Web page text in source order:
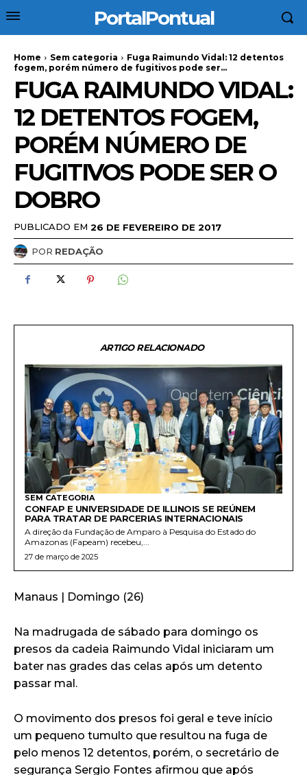
PortalPontual
Home Sem categoria
Fuga Raimundo Vidal: 12 detentos
fogem, porém número de fugitivos pode ser...
FUGA RAIMUNDO VIDAL:
12 DETENTOS FOGEM,
PORÉM NÚMERO DE
FUGITIVOS PODE SER O
DOBRO
PUBLICADO EM 26 DE FEVEREIRO DE 2017
POR REDAÇÃO
ARTIGO RELACIONADO
SEM CATEGORIA
CONFAP E UNIVERSIDADE DE ILLINOIS SE REÚNEM
PARA TRATAR DE PARCERIAS INTERNACIONAIS
A direção da Fundação de Amparo à Pesquisa do Estado do
Amazonas (Fapeam) recebeu,...
27 de março de 2025
Manaus | Domingo (26)
Na madrugada de sábado para domingo os
presos da cadeia Raimundo Vidal iniciaram um
bater nas grades das celas após um detento
passar mal.
O movimento dos presos foi geral e teve início
um pequeno tumulto que resultou na fuga de
pelo menos 12 detentos, porém, o secretário de
segurança Sergio Fontes afirmou que após